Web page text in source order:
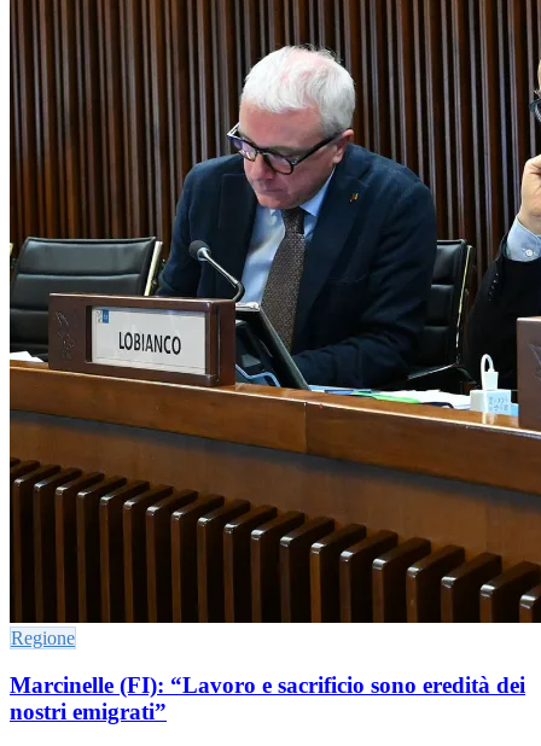
Regione
Marcinelle (FI): “Lavoro e sacrificio sono eredità dei
nostri emigrati”